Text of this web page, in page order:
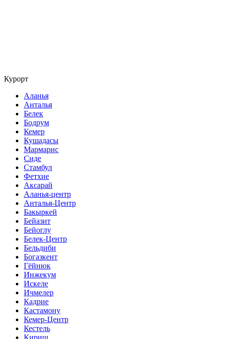
Курорт
Аланья
Анталья
Белек
Бодрум
Кемер
Кушадасы
Мармарис
Сиде
Стамбул
Фетхие
Аксарай
Аланья-центр
Анталья-Центр
Бакыркей
Бейазит
Бейоглу
Белек-Центр
Бельдиби
Богазкент
Гёйнюк
Инжекум
Искеле
Ичмелер
Кадрие
Кастамону
Кемер-Центр
Кестель
Кириш